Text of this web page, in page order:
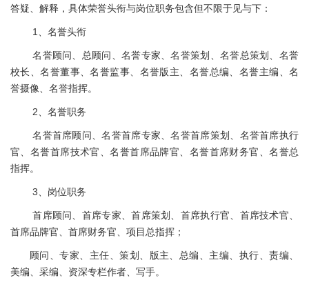
答疑、解释，具体荣誉头衔与岗位职务包含但不限于见与下：
1、名誉头衔
名誉顾问、总顾问、名誉专家、名誉策划、名誉总策划、名誉
校长、名誉董事、名誉监事、名誉版主、名誉总编、名誉主编、名
誉摄像、名誉指挥。
2、名誉职务
名誉首席顾问、名誉首席专家、名誉首席策划、名誉首席执行
官、名誉首席技术官、名誉首席品牌官、名誉首席财务官、名誉总
指挥。
3、岗位职务
首席顾问、首席专家、首席策划、首席执行官、首席技术官、
首席品牌官、首席财务官、项目总指挥；
顾问、专家、主任、策划、版主、总编、主编、执行、责编、
美编、采编、资深专栏作者、写手。